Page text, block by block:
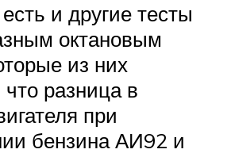
и другие тесты
октановым
из них
разница в
при
бензина АИ92 и